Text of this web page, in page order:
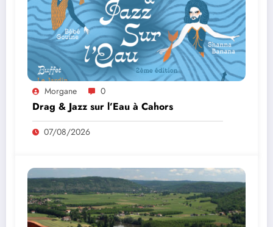
Morgane 0
Drag & Jazz sur l’Eau à Cahors
07/08/2026